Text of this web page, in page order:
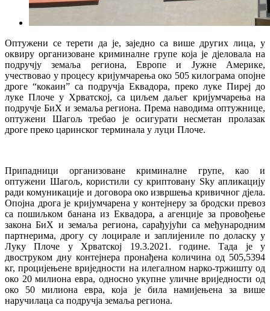
Оптужени се терети да је, заједно са више других лица, у
оквиру организоване криминалне групе која је дјеловала на
подручју земаља региона, Европе и Јужне Америке,
учествовао у процесу кријумчарења око 505 килограма опојне
дроге “кокаин” са подручја Еквадора, преко луке Пиреј до
луке Плоче у Хрватској, са циљем даљег кријумчарења на
подручје БиХ и земаља региона. Према наводима оптужнице,
оптужени Шагољ требао је осигурати несметан пролазак
дроге преко царинског терминала у луци Плоче.
Припадници организоване криминалне групе, као и
оптужени Шагољ, користили су криптовану Sky апликацију
ради комуникације и договора око извршења кривичног дјела.
Опојна дрога је кријумчарена у контејнеру за бродски превоз
са пошиљком банана из Еквадора, а агенције за провођење
закона БиХ и земаља региона, сарађујући са међународним
партнерима, дрогу су лоцирале и заплијениле по доласку у
Луку Плоче у Хрватској 19.3.2021. године. Тада је у
двоструком дну контејнера пронађена количина од 505,5394
кг, процијењене вриједности на илегалном нарко-тржишту од
око 20 милиона евра, односно укупне уличне вриједности од
око 50 милиона евра, која је била намијењена за више
наручилаца са подручја земаља региона.